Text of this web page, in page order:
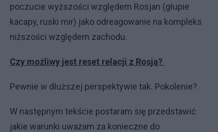
poczucie wyższości względem Rosjan (głupie
kacapy, ruski mir) jako odreagowanie na kompleks
niższości względem zachodu.
Czy możliwy jest reset relacji z Rosją?
Pewnie w dłuższej perspektywie tak. Pokolenie?
W następnym tekście postaram się przedstawić
jakie warunki uważam za konieczne do